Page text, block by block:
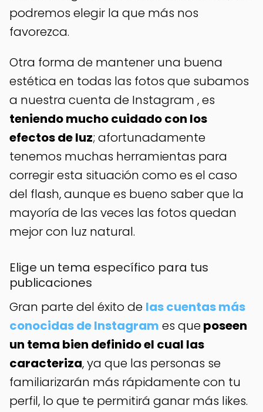
podremos elegir la que más nos
favorezca.
Otra forma de mantener una buena
estética en todas las fotos que subamos
a nuestra cuenta de Instagram , es
teniendo mucho cuidado con los
efectos de luz; afortunadamente
tenemos muchas herramientas para
corregir esta situación como es el caso
del flash, aunque es bueno saber que la
mayoría de las veces las fotos quedan
mejor con luz natural.
Elige un tema específico para tus
publicaciones
Gran parte del éxito de las cuentas más
conocidas de Instagram es queposeen
un tema bien definido el cual las
caracteriza, ya que las personas se
familiarizarán más rápidamente con tu
perfil, lo que te permitirá ganar más likes.